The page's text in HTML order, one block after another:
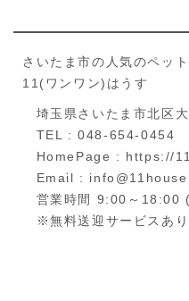
さいたま市の人気のペッ
11(ワンワン)はうす
埼玉県さいたま市北区
TEL : 048-654-0454
HomePage : https://
Email :
営業時間 9:00～18:00 (
※無料送迎サービスあり